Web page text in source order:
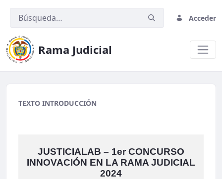
Acceder
Rama Judicial
migracion2
TEXTO INTRODUCCIÓN
JUSTICIALAB – 1er CONCURSO
INNOVACIÓN EN LA RAMA JUDICIAL
2024